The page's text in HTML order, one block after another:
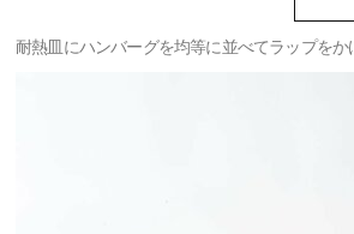
耐熱皿にハンバーグを均等に並べてラップをか